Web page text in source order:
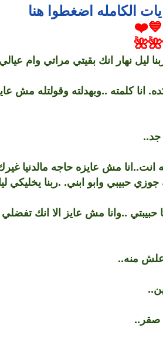
الكامله اضغطوا هنا
ليل نهار انك بقيتي مراتي وام
انا كلمته ..وبهدلته وقولتله مش
جد..
مش عايزه حاجه مالدنيا
حبيبي وابو ابني. .ربنا يخليكي
..وانا مش عايز الا انك
منه..
صقر..